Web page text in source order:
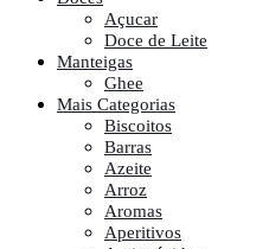
Açucar
Doce de Leite
Manteigas
Ghee
Mais Categorias
Biscoitos
Barras
Azeite
Arroz
Aromas
Aperitivos